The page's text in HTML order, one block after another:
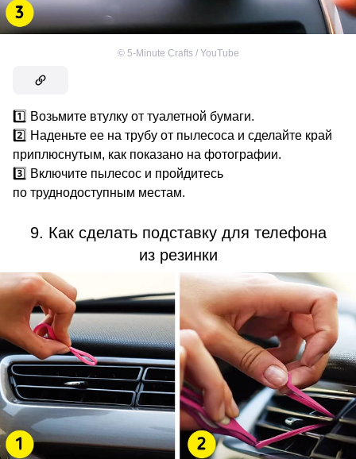
© 5-Minute Crafts / YouTube
1️⃣ Возьмите втулку от туалетной бумаги.
2️⃣ Наденьте ее на трубу от пылесоса и сделайте край
приплюснутым, как показано на фотографии.
3️⃣ Включите пылесос и пройдитесь
по труднодоступным местам.
9. Как сделать подставку для телефона
из резинки